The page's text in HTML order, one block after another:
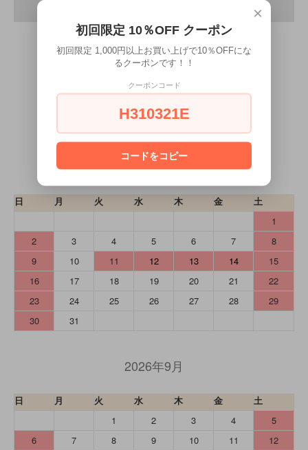
2026年8月
日 月 火 水 木 金
土
1
2
3 4 5 6 7
8
9
10 11 12 13 14
15
16
17 18 19 20 21
22
23
24 25 26 27 28
29
30
31
2026年9月
日 月 火 水 木 金
土
1
2 3 4
5
6
7 8 9 10 11
12
×
初回限定 10％OFF クーポン
初回限定 1,000円以上お買い上げで10％OFFにな
るクーポンです！！
クーポンコード
H310321E
コードをコピー